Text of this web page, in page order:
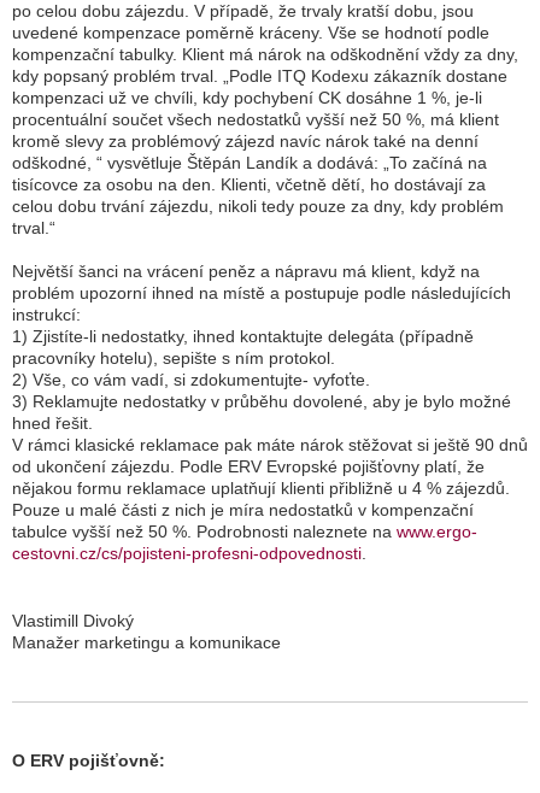
po celou dobu zájezdu. V případě, že trvaly kratší dobu, jsou
uvedené kompenzace poměrně kráceny. Vše se hodnotí podle
kompenzační tabulky. Klient má nárok na odškodnění vždy za dny,
kdy popsaný problém trval. „ Podle ITQ Kodexu zákazník dostane
kompenzaci už ve chvíli, kdy pochybení CK dosáhne 1 %, je-li
procentuální součet všech nedostatků vyšší než 50 %, má klient
kromě slevy za problémový zájezd navíc nárok také na denní
odškodné, “ vysvětluje Štěpán Landík a dodává: „ To začíná na
tisícovce za osobu na den. Klienti, včetně dětí, ho dostávají za
celou dobu trvání zájezdu, nikoli tedy pouze za dny, kdy problém
trval. “
Největší šanci na vrácení peněz a nápravu má klient, když na
problém upozorní ihned na místě a postupuje podle následujících
instrukcí:
1) Zjistíte-li nedostatky, ihned kontaktujte delegáta (případně
pracovníky hotelu), sepište s ním protokol.
2) Vše, co vám vadí, si zdokumentujte- vyfoťte.
3) Reklamujte nedostatky v průběhu dovolené, aby je bylo možné
hned řešit.
V rámci klasické reklamace pak máte nárok stěžovat si ještě 90 dnů
od ukončení zájezdu. Podle ERV Evropské pojišťovny platí, že
nějakou formu reklamace uplatňují klienti přibližně u 4 % zájezdů.
Pouze u malé části z nich je míra nedostatků v kompenzační
tabulce vyšší než 50 %. Podrobnosti naleznete na www.ergo-
cestovni.cz/cs/pojisteni-profesni-odpovednosti
Vlastimill Divoký
Manažer marketingu a komunikace
O ERV pojišťovně: